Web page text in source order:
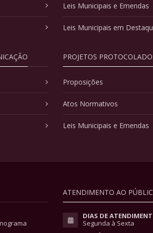
Leis Municipais e Emendas
Leis Municipais em
PROJETOS
Proposições
Atos Normativos
Leis Municipais e Emendas
ATENDIMENTO AO
DIAS DE
Segunda à Sexta